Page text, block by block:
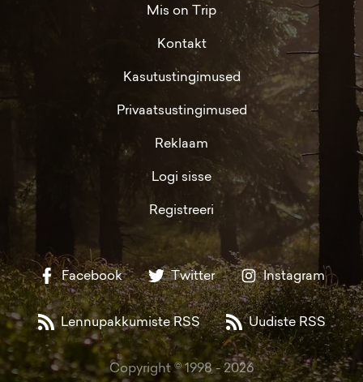
Mis on Trip
Kontakt
Kasutustingimused
Privaatsustingimused
Reklaam
Logi sisse
Registreeri
Facebook Twitter Instagram
Lennupakkumiste RSS Uudiste RSS
Copyright © 1998 -2026